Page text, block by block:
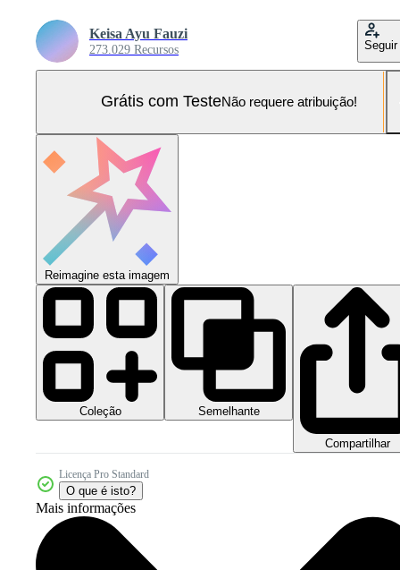
Keisa Ayu Fauzi
273.029 Recursos Seguir
Grátis com TesteNão requere atribuição!
Reimagine esta imagem
Coleção Semelhante
Compartilhar
Licença Pro Standard
O que é isto?
Mais informações